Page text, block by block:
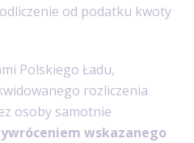
od podatku kwoty
Polskiego Ładu,
rozliczenia
osoby samotnie
wskazanego